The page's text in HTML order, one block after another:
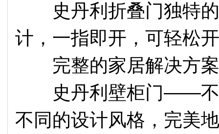
史丹利折叠门独特的
计，一指即开，可轻松
完整的家居解决方案
史丹利壁柜门——不
不同的设计风格，完美